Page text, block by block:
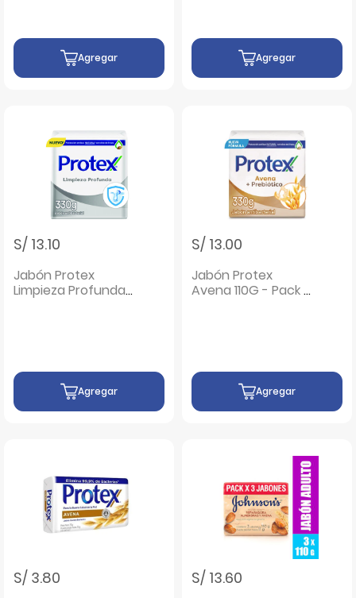
Agregar Agregar
S/ 13.10
Jabón Protex
Limpieza Profunda
Agregar
S/ 13.00
Jabón Protex
Avena 110G - Pack 3
Agregar
S/ 3.80 S/ 13.60